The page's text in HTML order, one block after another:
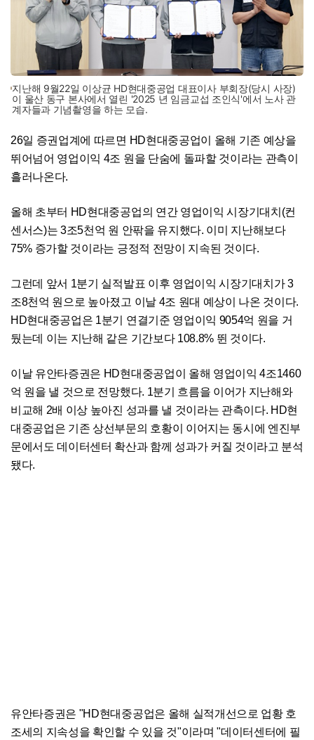
지난해 9월22일 이상균 HD현대중공업 대표이사 부회장(당시 사장)
이 울산 동구 본사에서 열린 '2025 년 임금교섭 조인식'에서 노사 관
계자들과 기념촬영을 하는 모습.
26일 증권업계에 따르면 HD현대중공업이 올해 기존 예상을
뛰어넘어 영업이익 4조 원을 단숨에 돌파할 것이라는 관측이
흘러나온다.
올해 초부터 HD현대중공업의 연간 영업이익 시장기대치(컨
센서스)는 3조5천억 원 안팎을 유지했다. 이미 지난해보다
75% 증가할 것이라는 긍정적 전망이 지속된 것이다.
그런데 앞서 1분기 실적발표 이후 영업이익 시장기대치가 3
조8천억 원으로 높아졌고 이날 4조 원대 예상이 나온 것이다.
HD현대중공업은 1분기 연결기준 영업이익 9054억 원을 거
뒀는데 이는 지난해 같은 기간보다 108.8% 뛴 것이다.
이날 유안타증권은 HD현대중공업이 올해 영업이익 4조1460
억 원을 낼 것으로 전망했다. 1분기 흐름을 이어가 지난해와
비교해 2배 이상 높아진 성과를 낼 것이라는 관측이다. HD현
대중공업은 기존 상선부문의 호황이 이어지는 동시에 엔진부
문에서도 데이터센터 확산과 함께 성과가 커질 것이라고 분석
됐다.
유안타증권은 "HD현대중공업은 올해 실적개선으로 업황 호
조세의 지속성을 확인할 수 있을 것"이라며 "데이터센터에 필